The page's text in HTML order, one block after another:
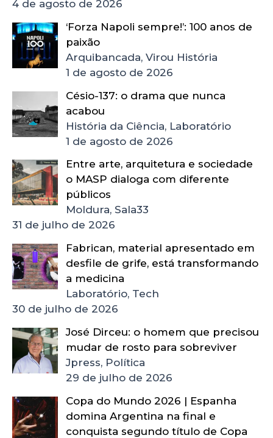
4 de agosto de 2026
‘Forza Napoli sempre!’: 100 anos de
paixão
Arquibancada, Virou História
1 de agosto de 2026
Césio-137: o drama que nunca
acabou
História da Ciência, Laboratório
1 de agosto de 2026
Entre arte, arquitetura e sociedade
o MASP dialoga com diferente
públicos
Moldura, Sala33
31 de julho de 2026
Fabrican, material apresentado em
desfile de grife, está transformando
a medicina
Laboratório, Tech
30 de julho de 2026
José Dirceu: o homem que precisou
mudar de rosto para sobreviver
Jpress, Política
29 de julho de 2026
Copa do Mundo 2026 | Espanha
domina Argentina na final e
conquista segundo título de Copa